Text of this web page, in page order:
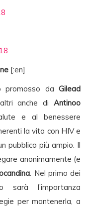
[:en]
promosso daGilead
anche diAntinoo
e al benessere
la vita con HIV e
pubblico più ampio. Il
anonimamente (e
. Nel primo dei
sarà l’importanza
per mantenerla, a